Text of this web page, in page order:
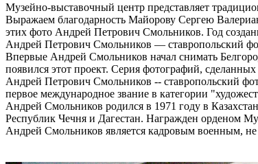
Музейно-выставочный центр представляет
Выражаем благодарность Майорову Сергею
этих фото Андрей Петрович Смольников. Год
Андрей Петрович Смольников — ставропольский
Впервые Андрей Смольников начал снимать
появился этот проект. Серия фотографий,
Андрей Петрович Смольников -- ставропольский
первое международное звание в категории
Андрей Смольников родился в 1971 году в
Республик Чечня и Дагестан. Награжден орденом
Андрей Смольников является кадровым военным,